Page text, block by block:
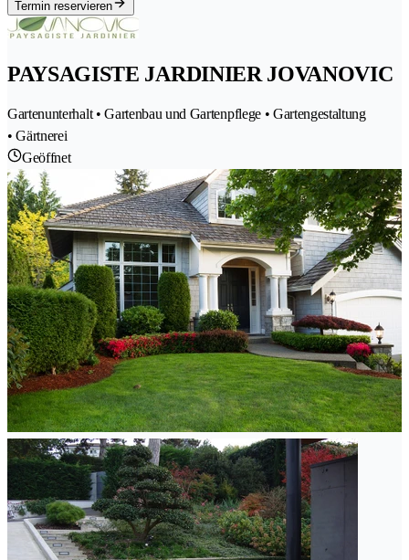
Termin reservieren
PAYSAGISTE JARDINIER JOVANOVIC
Gartenunterhalt • Gartenbau und Gartenpflege • Gartengestaltung
• Gärtnerei
Geöffnet